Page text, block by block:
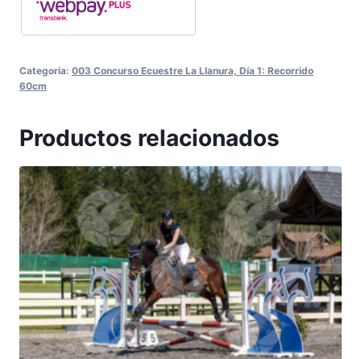
Categoría: 003 Concurso Ecuestre La Llanura, Día 1: Recorrido
60cm
Productos relacionados